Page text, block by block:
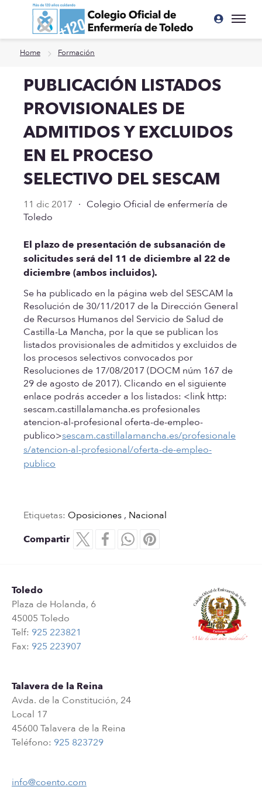
Ir a contenido principal
Home Formación
PUBLICACIÓN LISTADOS
PROVISIONALES DE
ADMITIDOS Y EXCLUIDOS
EN EL PROCESO
SELECTIVO DEL SESCAM
11 dic 2017 · Colegio Oficial de enfermería de
Toledo
El plazo de presentación de subsanación de
solicitudes será del 11 de diciembre al 22 de
diciembre (ambos incluidos).
Se ha publicado en la página web del SESCAM la
Resolución de 30/11/2017 de la Dirección General
de Recursos Humanos del Servicio de Salud de
Castilla-La Mancha, por la que se publican los
listados provisionales de admitidos y excluidos de
los procesos selectivos convocados por
Resoluciones de 17/08/2017 (DOCM núm 167 de
29 de agosto de 2017). Clicando en el siguiente
enlace podrás acceder a los listados: <link http:
sescam.castillalamancha.es profesionales
atencion-al-profesional oferta-de-empleo-
publico>sescam.castillalamancha.es/profesionale
s/atencion-al-profesional/oferta-de-empleo-
publico
Etiquetas: Oposiciones , Nacional
Compartir
Toledo
Plaza de Holanda, 6
45005 Toledo
Telf: 925 223821
Fax: 925 223907
Talavera de la Reina
Avda. de la Constitución, 24
Local 17
45600 Talavera de la Reina
Teléfono: 925 823729
info@coento.com